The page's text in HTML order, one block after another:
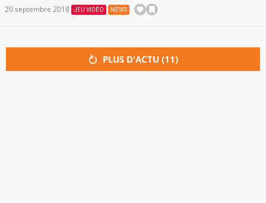
20 septembre 2018 JEU VIDÉO NEWS
PLUS D'ACTU (11)